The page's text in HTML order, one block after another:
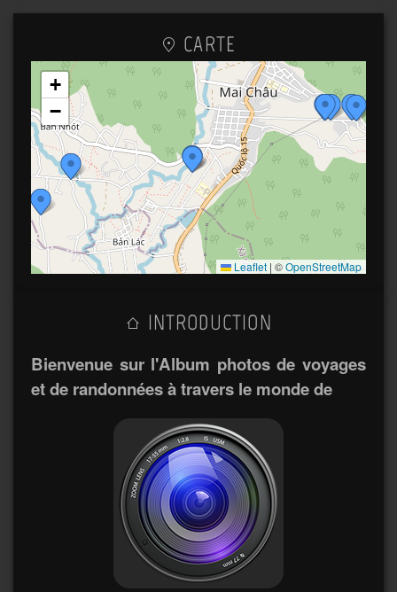
CARTE
+
−
Leaflet | ©OpenStreetMap
INTRODUCTION
Bienvenue sur l'Album photos de voyages
et de randonnées à travers le monde de